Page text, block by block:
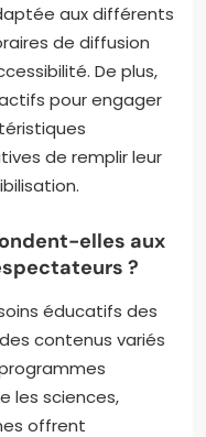
aux différents
de diffusion
De plus,
pour engager
de remplir leur
elles aux
?
éducatifs des
contenus variés
les sciences,
offrent